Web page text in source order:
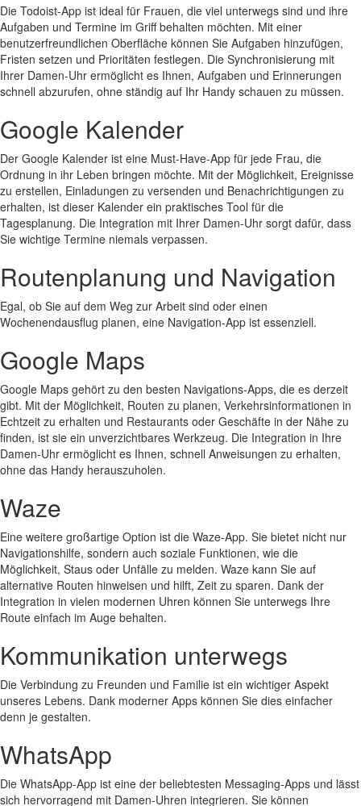
Die Todoist-App ist ideal für Frauen, die viel unterwegs sind und ihre
Aufgaben und Termine im Griff behalten möchten. Mit einer
benutzerfreundlichen Oberfläche können Sie Aufgaben hinzufügen,
Fristen setzen und Prioritäten festlegen. Die Synchronisierung mit
Ihrer Damen-Uhr ermöglicht es Ihnen, Aufgaben und Erinnerungen
schnell abzurufen, ohne ständig auf Ihr Handy schauen zu müssen.
Google Kalender
Der Google Kalender ist eine Must-Have-App für jede Frau, die
Ordnung in ihr Leben bringen möchte. Mit der Möglichkeit, Ereignisse
zu erstellen, Einladungen zu versenden und Benachrichtigungen zu
erhalten, ist dieser Kalender ein praktisches Tool für die
Tagesplanung. Die Integration mit Ihrer Damen-Uhr sorgt dafür, dass
Sie wichtige Termine niemals verpassen.
Routenplanung und Navigation
Egal, ob Sie auf dem Weg zur Arbeit sind oder einen
Wochenendausflug planen, eine Navigation-App ist essenziell.
Google Maps
Google Maps gehört zu den besten Navigations-Apps, die es derzeit
gibt. Mit der Möglichkeit, Routen zu planen, Verkehrsinformationen in
Echtzeit zu erhalten und Restaurants oder Geschäfte in der Nähe zu
finden, ist sie ein unverzichtbares Werkzeug. Die Integration in Ihre
Damen-Uhr ermöglicht es Ihnen, schnell Anweisungen zu erhalten,
ohne das Handy herauszuholen.
Waze
Eine weitere großartige Option ist die Waze-App. Sie bietet nicht nur
Navigationshilfe, sondern auch soziale Funktionen, wie die
Möglichkeit, Staus oder Unfälle zu melden. Waze kann Sie auf
alternative Routen hinweisen und hilft, Zeit zu sparen. Dank der
Integration in vielen modernen Uhren können Sie unterwegs Ihre
Route einfach im Auge behalten.
Kommunikation unterwegs
Die Verbindung zu Freunden und Familie ist ein wichtiger Aspekt
unseres Lebens. Dank moderner Apps können Sie dies einfacher
denn je gestalten.
WhatsApp
Die WhatsApp-App ist eine der beliebtesten Messaging-Apps und lässt
sich hervorragend mit Damen-Uhren integrieren. Sie können